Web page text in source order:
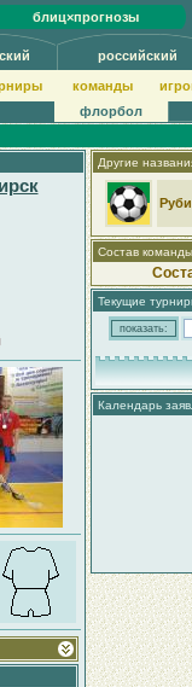
блиц×прогнозы
российский
команды
флорбол
Другие
Состав команды
Текущие
Календарь